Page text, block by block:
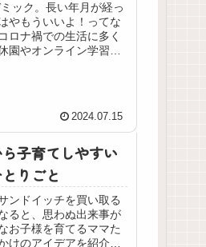
ック。長い年月が経っ
やもういいよ！ってな
ロナ禍での生活に多く
園やオンライン学習、
2024.07.15
子育てしやすい
りごと
ンドイッチを買い取る
ると、思わぬ出来事が
お子様を育てるママた
けのアイデアを紹介し